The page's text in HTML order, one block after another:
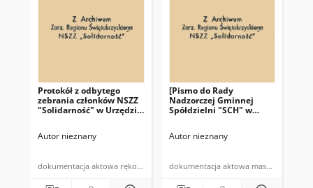
Protokół z odbytego
zebrania członków NSZZ
"Solidarność" w Urzędzie
Autor nieznany
dokumentacja aktowa rękopis
[Pismo do Rady
Nadzorczej Gminnej
Spółdzielni "SCH" w
"Solidarność" w
Autor nieznany
dokumentacja aktowa maszynopis